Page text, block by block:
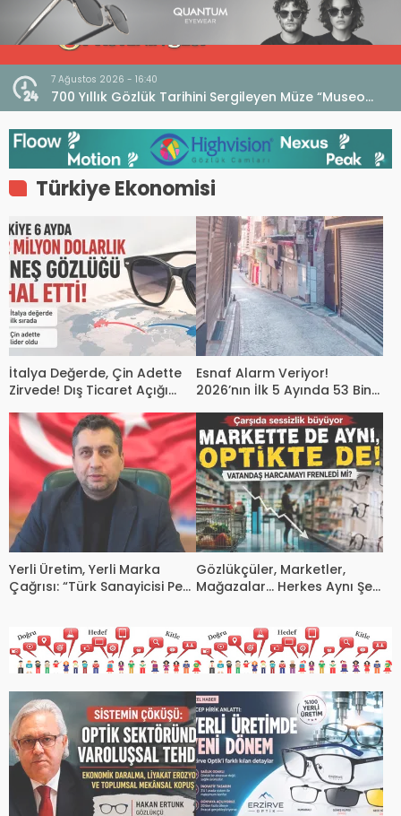
7 Ağustos 2026 - 16:40
700 Yıllık Gözlük Tarihini Sergileyen Müze “Museo
dell’Occhiale”
Türkiye Ekonomisi
İtalya Değerde, Çin Adette
Zirvede! Dış Ticaret Açığı
Esnaf Alarm Veriyor!
2026’nın İlk 5 Ayında 53 Bin
Yerli Üretim, Yerli Marka
Çağrısı: “Türk Sanayicisi Pes
Gözlükçüler, Marketler,
Mağazalar… Herkes Aynı Şeyi